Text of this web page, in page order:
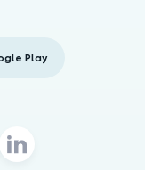
Play